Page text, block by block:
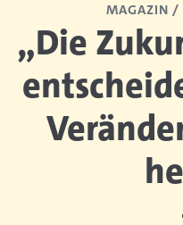
MAGAZIN /
„Die